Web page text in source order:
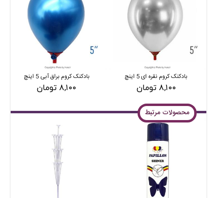
بادکنک کروم نقره ای 5 اینچ
۸,۱۰۰ تومان
بادکنک کروم براق آبی 5 اینچ
۸,۱۰۰ تومان
محصولات مرتبط